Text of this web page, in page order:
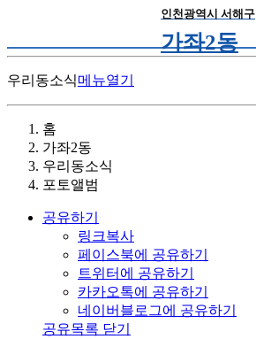
인천광역시 서해구
가좌2동
우리동소식메뉴열기
홈
가좌2동
우리동소식
포토앨범
공유하기
링크복사
페이스북에 공유하기
트위터에 공유하기
카카오톡에 공유하기
네이버블로그에 공유하기
공유목록 닫기